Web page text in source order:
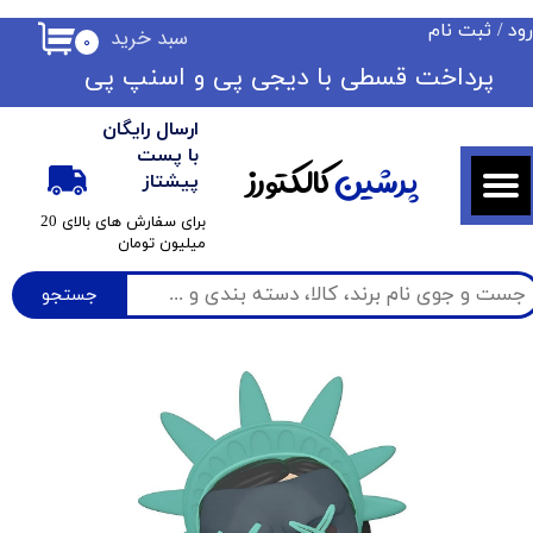
جستجو
ارسال رایگان
با پست
پیشتاز
​برای سفارش های بالای 20
میلیون تومان
۰ سبد خرید / ثبت نام
حساب کاربری من
تغییر گذر واژه
سفارشات
خروج از حساب کاربری
​​پرداخت قسطی با دیجی پی ​​​​​​​و اسنپ پی
پرشینکالکتورز